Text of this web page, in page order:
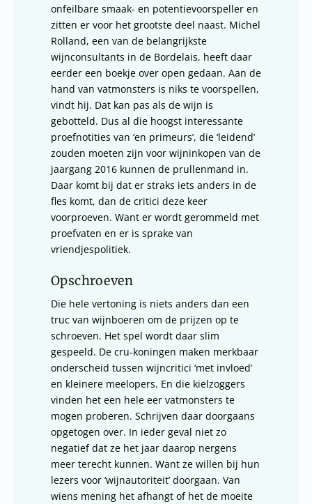
onfeilbare smaak- en potentievoorspeller en
zitten er voor het grootste deel naast. Michel
Rolland, een van de belangrijkste
wijnconsultants in de Bordelais, heeft daar
eerder een boekje over open gedaan. Aan de
hand van vatmonsters is niks te voorspellen,
vindt hij. Dat kan pas als de wijn is
gebotteld. Dus al die hoogst interessante
proefnotities van ‘en primeurs’, die ‘leidend’
zouden moeten zijn voor wijninkopen van de
jaargang 2016 kunnen de prullenmand in.
Daar komt bij dat er straks iets anders in de
fles komt, dan de critici deze keer
voorproeven. Want er wordt gerommeld met
proefvaten en er is sprake van
vriendjespolitiek.
Opschroeven
Die hele vertoning is niets anders dan een
truc van wijnboeren om de prijzen op te
schroeven. Het spel wordt daar slim
gespeeld. De cru-koningen maken merkbaar
onderscheid tussen wijncritici ‘met invloed’
en kleinere meelopers. En die kielzoggers
vinden het een hele eer vatmonsters te
mogen proberen. Schrijven daar doorgaans
opgetogen over. In ieder geval niet zo
negatief dat ze het jaar daarop nergens
meer terecht kunnen. Want ze willen bij hun
lezers voor ‘wijnautoriteit’ doorgaan. Van
wiens mening het afhangt of het de moeite